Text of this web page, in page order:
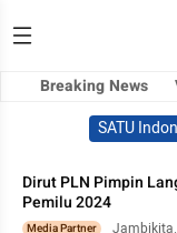
Breaking News
SATU
Dirut PLN Pimpin
Pemilu 2024
Media Partner